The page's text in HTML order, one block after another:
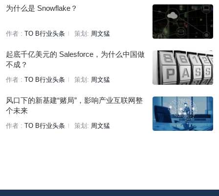
为什么是 Snowflake？
作者 : TO B行业头条 策划: 周文猛
起底千亿美元的 Salesforce，为什么中国做
不成？
作者 : TO B行业头条 策划: 周文猛
风口下的新基建“赌局”，影响产业互联网整
个未来
作者 : TO B行业头条 策划: 周文猛